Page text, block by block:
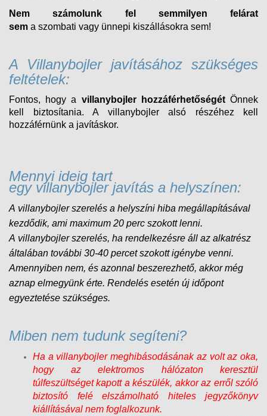
Nem számolunk fel semmilyen felárat
sem a szombati vagy ünnepi kiszállásokra sem!
A Villanybojler javításához szükséges
feltételek:
Fontos, hogy a villanybojler hozzáférhetőségétÖnnek
kell biztosítania. A villanybojler alsó részéhez kell
hozzáférnünk a javításkor.
Mennyi ideig tart
egy villanybojler javítás a helyszínen:
A villanybojler szerelés a helyszíni hiba megállapításával
kezdődik, ami maximum 20 perc szokott lenni.
A villanybojlerszerelés, ha rendelkezésre áll az alkatrész
általában további 30-40 percet szokott igénybe venni.
Amennyiben nem, és azonnal beszerezhető, akkor még
aznap elmegyünk érte. Rendelés esetén új időpont
egyeztetése szükséges.
Miben nem tudunk segíteni?
Ha a villanybojler meghibásodásának az volt az oka,
hogy az elektromos hálózaton keresztül
túlfeszültséget kapott a készülék, akkor az erről szóló
biztosító felé elszámolható hiteles jegyzőkönyv
kiállításával nem foglalkozunk.